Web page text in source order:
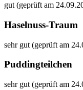
gut (geprüft am
Haselnuss-Traum
sehr gut (geprüft am
Puddingteilchen
sehr gut (geprüft am